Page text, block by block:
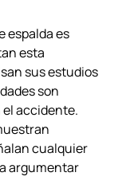
espalda es
esta
sus estudios
son
el accidente.
cualquier
argumentar